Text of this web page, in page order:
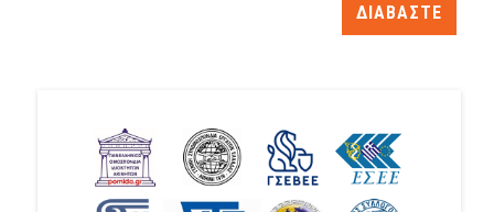
ΔΙΑΒΑΣΤΕ